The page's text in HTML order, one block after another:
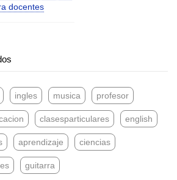
docentes
ingles musica profesor
clasesparticulares english
aprendizaje ciencias
guitarra